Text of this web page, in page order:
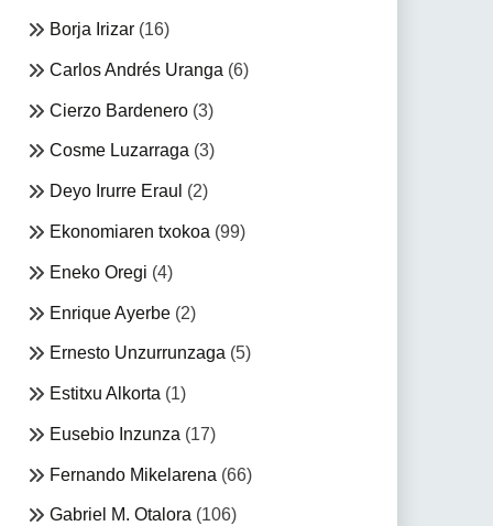
Borja Irizar(16)
Carlos Andrés Uranga (6)
Cierzo Bardenero(3)
Cosme Luzarraga (3)
Deyo Irurre Eraul (2)
Ekonomiaren txokoa (99)
Eneko Oregi (4)
Enrique Ayerbe(2)
Ernesto Unzurrunzaga (5)
Estitxu Alkorta (1)
Eusebio Inzunza (17)
Fernando Mikelarena (66)
Gabriel M. Otalora(106)